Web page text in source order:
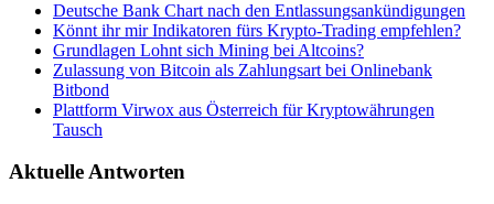
Deutsche Bank Chart nach den Entlassungsankündigungen
Könnt ihr mir Indikatoren fürs Krypto-Trading empfehlen?
Grundlagen Lohnt sich Mining bei Altcoins?
Zulassung von Bitcoin als Zahlungsart bei Onlinebank
Bitbond
Plattform Virwox aus Österreich für Kryptowährungen
Tausch
Aktuelle Antworten